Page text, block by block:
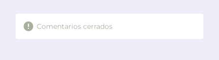
Comentarios cerrados